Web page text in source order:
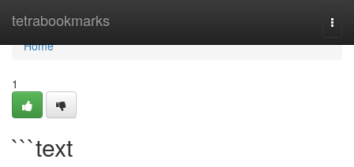
tetrabookmarks
Home
Home
1
```text